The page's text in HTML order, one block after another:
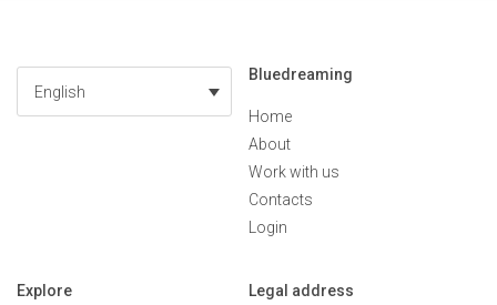
English
Bluedreaming
Home
About
Work with us
Contacts
Login
Explore Legal address